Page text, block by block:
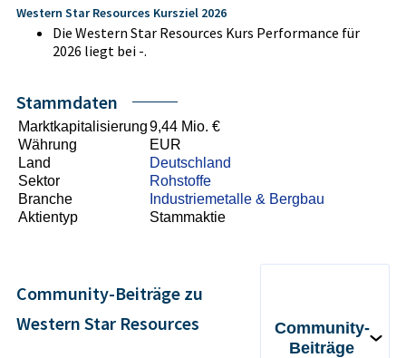
Western Star Resources Kursziel 2026
Die Western Star Resources Kurs Performance für
2026 liegt bei -.
Stammdaten
Marktkapitalisierung9,44 Mio. €
Währung
EUR
Land
Deutschland
Sektor
Rohstoffe
Branche
Industriemetalle & Bergbau
Aktientyp
Stammaktie
Community-Beiträge zu
Western Star Resources
Community-
Beiträge